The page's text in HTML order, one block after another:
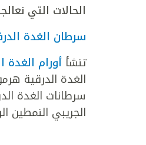
الحالات التي
سرطان الغدة
تنشأ أورام الغدة
الغدة الدرقية
سرطانات الغدة
الجريبي النمطين